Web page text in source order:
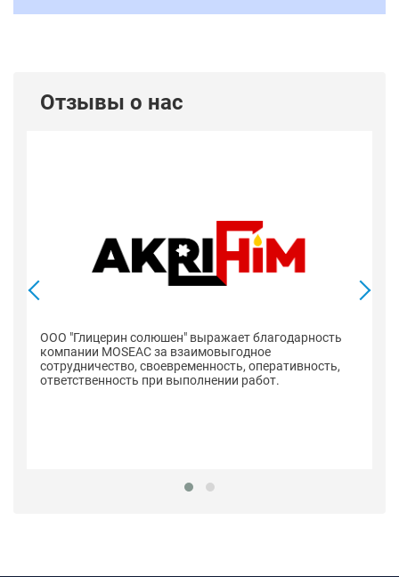
Отзывы о нас
ООО "Глицерин солюшен" выражает благодарность
компании MOSEAC за взаимовыгодное
сотрудничество, своевременность, оперативность,
ответственность при выполнении работ.